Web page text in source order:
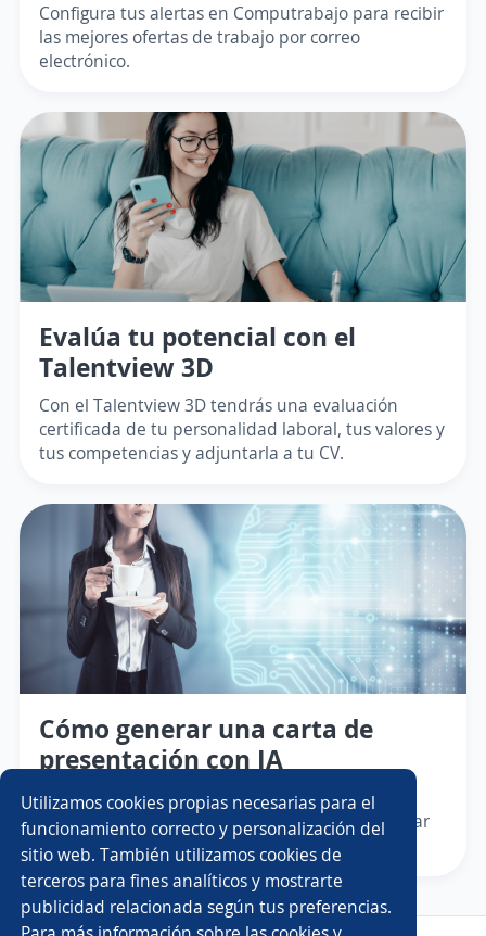
Utilizamos cookies propias necesarias para el
funcionamiento correcto y personalización del
sitio web. También utilizamos cookies de
terceros para fines analíticos y mostrarte
publicidad relacionada según tus preferencias.
Configura tus alertas en Computrabajo para recibir
las mejores ofertas de trabajo por correo
electrónico.
Evalúa tu potencial con el
Talentview 3D
Con el Talentview 3D tendrás una evaluación
certificada de tu personalidad laboral, tus valores y
tus competencias y adjuntarla a tu CV.
Cómo generar una carta de
presentación con IA
Generar una carta de presentación con IA te
ahorrará tiempo y esfuerzo, y te permitirá ajustar
tus habilidades a las vacantes.